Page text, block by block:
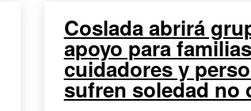
Coslada abrirá
apoyo para
cuidadores y
sufren soledad no